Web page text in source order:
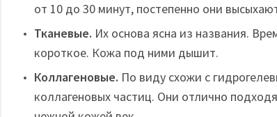
от 10 до 30 минут, постепенно они
Тканевые. Их основа ясна из названия.
короткое. Кожа под ними дышит.
Коллагеновые. По виду схожи с
коллагеновых частиц. Они отлично